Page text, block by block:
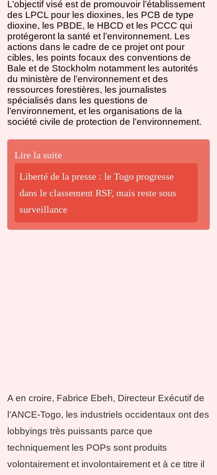
L’objectif visé est de promouvoir l’établissement
des LPCL pour les dioxines, les PCB de type
dioxine, les PBDE, le HBCD et les PCCC qui
protégeront la santé et l’environnement. Les
actions dans le cadre de ce projet ont pour
cibles, les points focaux des conventions de
Bale et de Stockholm notamment les autorités
du ministère de l’environnement et des
ressources forestières, les journalistes
spécialisés dans les questions de
l’environnement, et les organisations de la
société civile de protection de l’environnement.
Lire la suite
Liberté de la presse : le Togo progresse
dans le classement RSF, mais reste sous
surveillance
A en croire, Fabrice Ebeh, Directeur Exécutif de
l’ANCE-Togo, les industriels occidentaux ont des
lobbyings très puissants parce que
techniquement les POPs sont produits
volontairement et involontairement et à ce titre il